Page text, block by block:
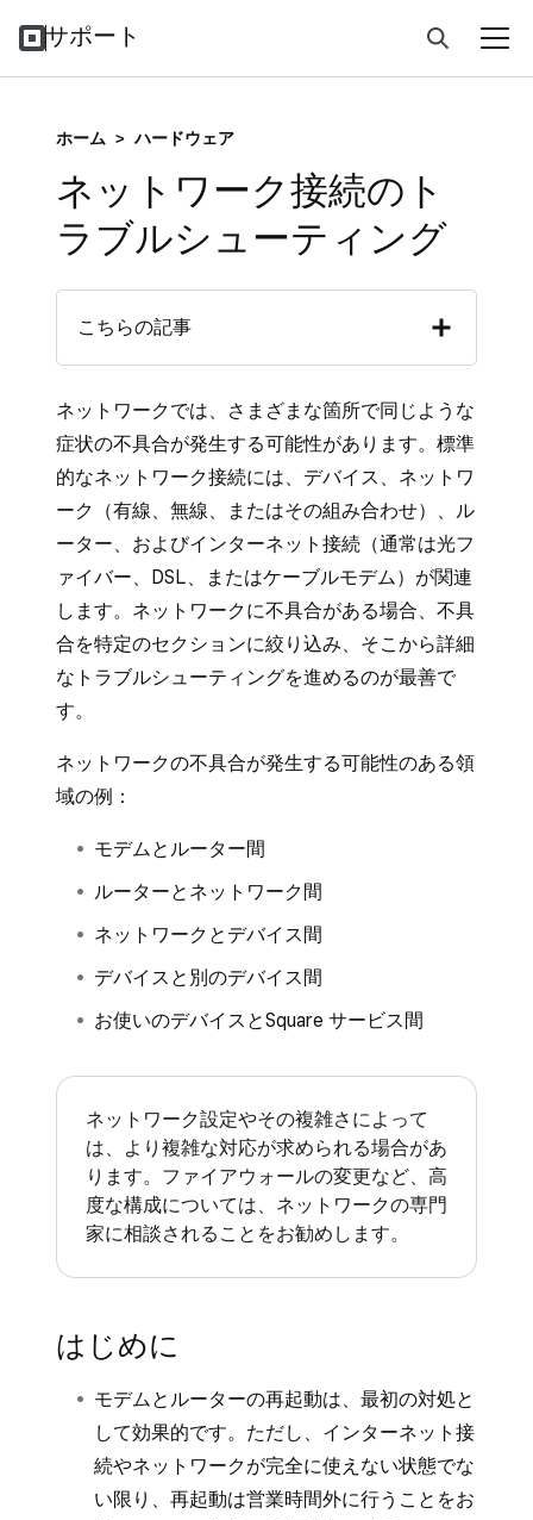
サポート
ホーム > ハードウェア
ネットワーク接続のト
ラブルシューティング
こちらの記事
ネットワークでは、さまざまな箇所で同じような
症状の不具合が発生する可能性があります。標準
的なネットワーク接続には、デバイス、ネットワ
ーク（有線、無線、またはその組み合わせ）、ル
ーター、およびインターネット接続（通常は光フ
ァイバー、DSL、またはケーブルモデム）が関連
します。ネットワークに不具合がある場合、不具
合を特定のセクションに絞り込み、そこから詳細
なトラブルシューティングを進めるのが最善で
す。
ネットワークの不具合が発生する可能性のある領
域の例：
モデムとルーター間
ルーターとネットワーク間
ネットワークとデバイス間
デバイスと別のデバイス間
お使いのデバイスとSquare サービス間
ネットワーク設定やその複雑さによって
は、より複雑な対応が求められる場合があ
ります。ファイアウォールの変更など、高
度な構成については、ネットワークの専門
家に相談されることをお勧めします。
はじめに
モデムとルーターの再起動は、最初の対処と
して効果的です。ただし、インターネット接
続やネットワークが完全に使えない状態でな
い限り、再起動は営業時間外に行うことをお